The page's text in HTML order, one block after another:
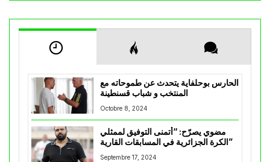
الحارس بوحلفاية يتحدث عن طموحاته مع
المنتخب و شباب قسنطينة
Octobre 8, 2024
مضوي يصرّح: “أتمنى التوفيق لممثلي
الكرة الجزائرية في المسابقات القارية”
Septembre 17, 2024